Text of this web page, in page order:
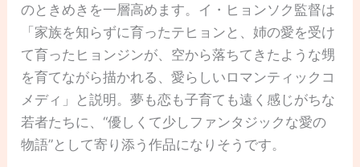
のときめきを一層高めます。イ・ヒョンソク監督は
「家族を知らずに育ったテヒョンと、姉の愛を受け
て育ったヒョンジンが、空から落ちてきたような甥
を育てながら描かれる、愛らしいロマンティックコ
メディ」と説明。夢も恋も子育ても遠く感じがちな
若者たちに、“優しくて少しファンタジックな愛の
物語”として寄り添う作品になりそうです。